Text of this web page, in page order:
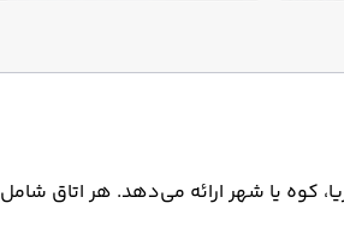
کوه یا شهر ارائه می‌دهد. هر اتاق